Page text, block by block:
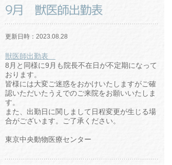
9月 獣医師出勤表
更新日時：2023.08.28
獣医師出勤表
8月と同様に9月も院長不在日が不定期になって
おります。
皆様には大変ご迷惑をおかけいたしますがご確
認いただいたうえでのご来院をお願いいたしま
す。
また、出勤日に関しまして日程変更が生じる場
合がございます。ご了承ください。
東京中央動物医療センター